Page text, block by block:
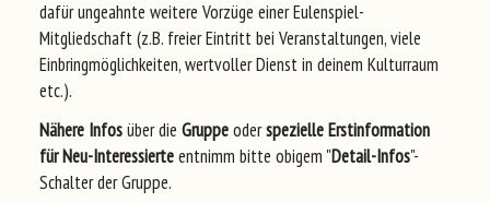
dafür ungeahnte weitere Vorzüge einer Eulenspiel-
Mitgliedschaft (z.B. freier Eintritt bei Veranstaltungen, viele
Einbringmöglichkeiten, wertvoller Dienst in deinem Kulturraum
etc.).
Nähere Infosüber die Gruppeoderspezielle Erstinformation
fürNeu-Interessierteentnimm bitte obigem "Detail-Infos"-
Schalter der Gruppe.